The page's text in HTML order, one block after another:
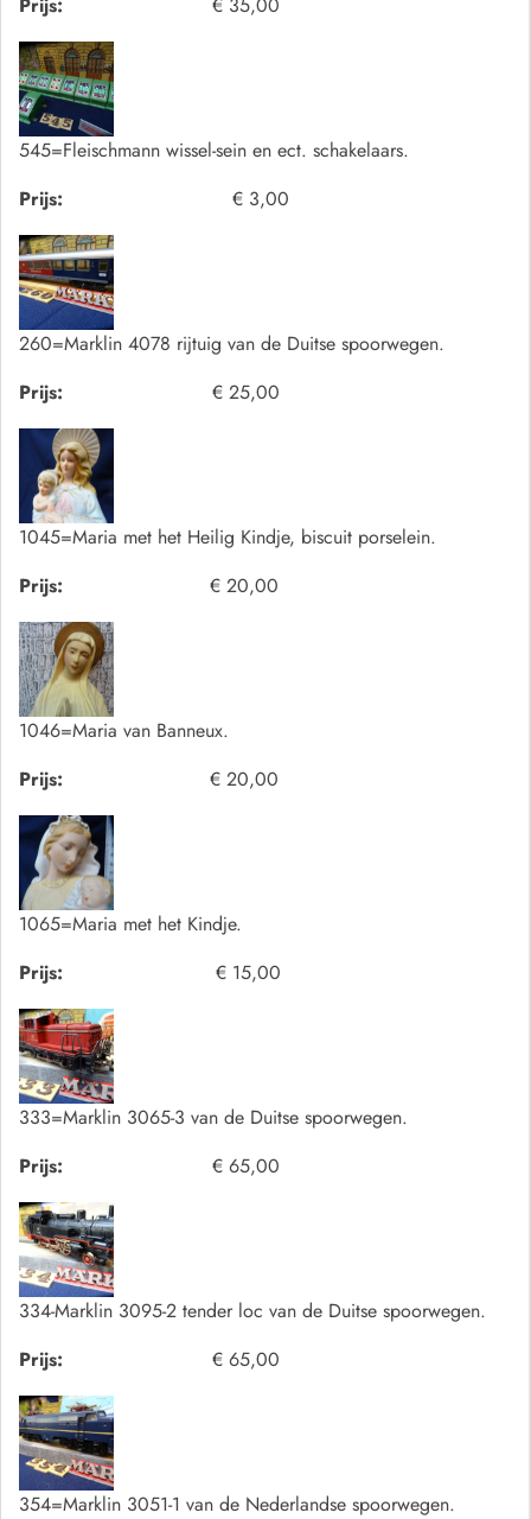
545=Fleischmann wissel-sein en ect. schakelaars.
Prijs:
€ 3,00
260=Marklin 4078 rijtuig van de Duitse spoorwegen.
Prijs:
€ 25,00
1045=Maria met het Heilig Kindje, biscuit porselein.
Prijs:
€ 20,00
1046=Maria van Banneux.
Prijs:
€ 20,00
1065=Maria met het Kindje.
Prijs:
€ 15,00
333=Marklin 3065-3 van de Duitse spoorwegen.
Prijs:
€ 65,00
334-Marklin 3095-2 tender loc van de Duitse spoorwegen.
Prijs:
€ 65,00
354=Marklin 3051-1 van de Nederlandse spoorwegen.